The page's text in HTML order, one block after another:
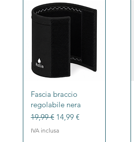
Vista rapida
Fascia braccio
regolabile nera
Prezzo regolare
19,99 € Prezzo scontato
14,99 €
IVA inclusa